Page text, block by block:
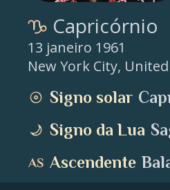
Capricórnio
13 janeiro 1961
New York City, United
Signo solar
Signo da Lua
Ascendente